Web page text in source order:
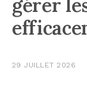
gérer
29 JUILLET 2026